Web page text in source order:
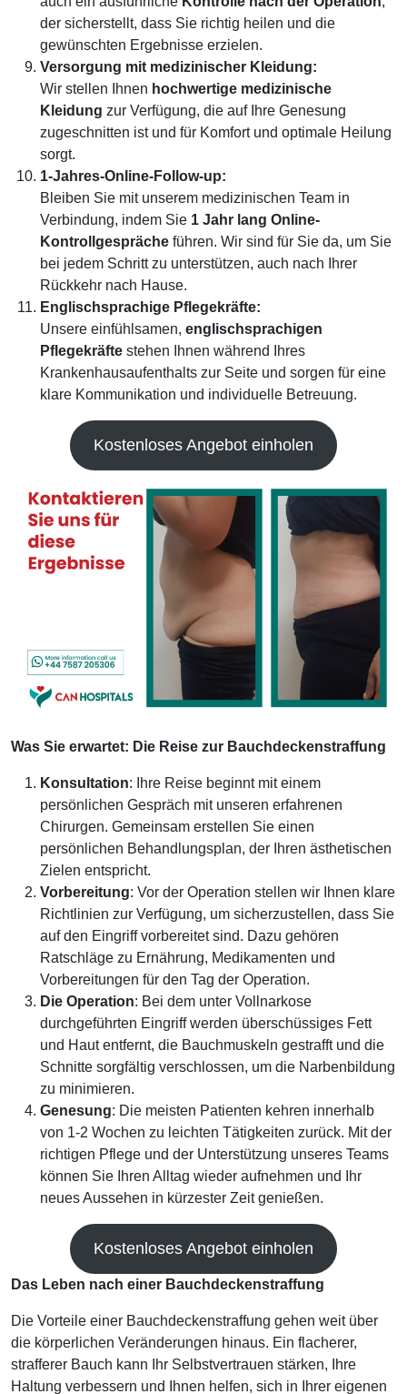
der sicherstellt, dass Sie richtig heilen und die
gewünschten Ergebnisse erzielen.
Versorgung mit medizinischer Kleidung:
Wir stellen Ihnen hochwertige medizinische
Kleidung zur Verfügung, die auf Ihre Genesung
zugeschnitten ist und für Komfort und optimale Heilung
sorgt.
1-Jahres-Online-Follow-up:
Bleiben Sie mit unserem medizinischen Team in
Verbindung, indem Sie 1 Jahr lang Online-
Kontrollgespräche führen. Wir sind für Sie da, um Sie
bei jedem Schritt zu unterstützen, auch nach Ihrer
Rückkehr nach Hause.
Englischsprachige Pflegekräfte:
Unsere einfühlsamen, englischsprachigen
Pflegekräfte stehen Ihnen während Ihres
Krankenhausaufenthalts zur Seite und sorgen für eine
klare Kommunikation und individuelle Betreuung.
Kostenloses Angebot einholen
Was Sie erwartet: Die Reise zur Bauchdeckenstraffung
Konsultation: Ihre Reise beginnt mit einem
persönlichen Gespräch mit unseren erfahrenen
Chirurgen. Gemeinsam erstellen Sie einen
persönlichen Behandlungsplan, der Ihren ästhetischen
Zielen entspricht.
Vorbereitung: Vor der Operation stellen wir Ihnen klare
Richtlinien zur Verfügung, um sicherzustellen, dass Sie
auf den Eingriff vorbereitet sind. Dazu gehören
Ratschläge zu Ernährung, Medikamenten und
Vorbereitungen für den Tag der Operation.
Die Operation: Bei dem unter Vollnarkose
durchgeführten Eingriff werden überschüssiges Fett
und Haut entfernt, die Bauchmuskeln gestrafft und die
Schnitte sorgfältig verschlossen, um die Narbenbildung
zu minimieren.
Genesung: Die meisten Patienten kehren innerhalb
von 1-2 Wochen zu leichten Tätigkeiten zurück. Mit der
richtigen Pflege und der Unterstützung unseres Teams
können Sie Ihren Alltag wieder aufnehmen und Ihr
neues Aussehen in kürzester Zeit genießen.
Kostenloses Angebot einholen
Das Leben nach einer Bauchdeckenstraffung
Die Vorteile einer Bauchdeckenstraffung gehen weit über
die körperlichen Veränderungen hinaus. Ein flacherer,
strafferer Bauch kann Ihr Selbstvertrauen stärken, Ihre
Haltung verbessern und Ihnen helfen, sich in Ihrer eigenen